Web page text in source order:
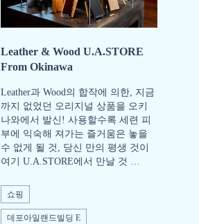
Leather & Wood U.A.STORE
From Okinawa
Leather과 Wood의 합작에 의한, 지금
까지 없었던 오리지널 상품을 오키
나와에서 발신! 사용할수록 세련 피
부에 익숙해 져가는 즐거움은 놓을
수 없게 될 것, 당신 만의 평생 것이
여기 U.A.STORE에서 만날 것 …
쇼핑
데포아일랜드빌딩 E